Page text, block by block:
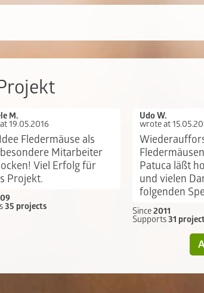
M.
19.05.2016
Fledermäuse als
Mitarbeiter
Viel Erfolg für
Projekt.
35 projects
Udo W.
wrote at
Patuca läßt
und vielen
folgenden
Since2011
Supports31